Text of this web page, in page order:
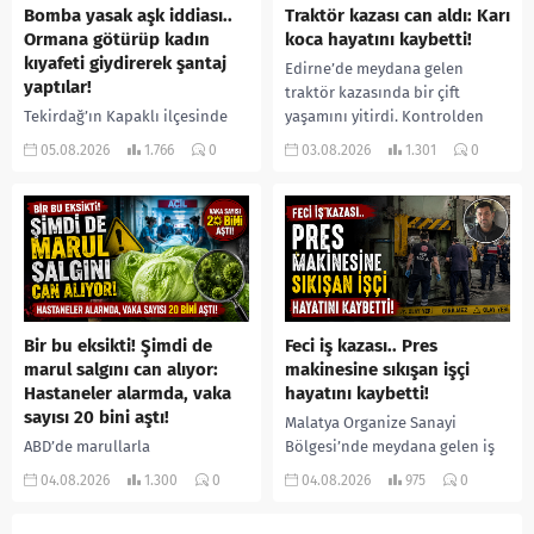
Bomba yasak aşk iddiası..
Ormana götürüp kadın
kıyafeti giydirerek şantaj
yaptılar!
Tekirdağ’ın Kapaklı ilçesinde
bir kişiyi, arkadaşının eşiyle
kadın kıyafetleri giydirdiği,
özür videosu çektirip...
05.08.2026 1.766 0
Traktör kazası can aldı: Karı
koca hayatını kaybetti!
Edirne’de meydana gelen
traktör kazasında bir çift
yaşamını yitirdi. Kontrolden
çıkarak devrilen traktörün
03.08.2026 1.301 0
Bir bu eksikti! Şimdi de
marul salgını can alıyor:
Hastaneler alarmda, vaka
sayısı 20 bini aştı!
ABD’de marullarla
ilişkilendirilen siklospora
04.08.2026 1.300 0
Feci iş kazası.. Pres
makinesine sıkışan işçi
hayatını kaybetti!
Malatya Organize Sanayi
Bölgesi’nde meydana gelen iş
kazasında, pres makinesine
04.08.2026 975 0